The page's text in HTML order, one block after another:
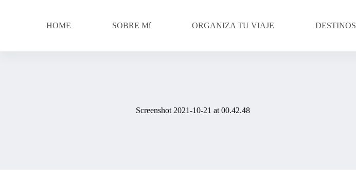
HOME SOBRE Mí ORGANIZA TU VIAJE DESTINOS
Screenshot 2021-10-21 at 00.42.48